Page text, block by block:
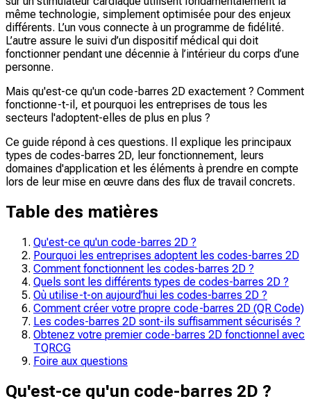
même technologie, simplement optimisée pour des enjeux
différents. L’un vous connecte à un programme de fidélité.
L’autre assure le suivi d’un dispositif médical qui doit
fonctionner pendant une décennie à l’intérieur du corps d’une
personne.
Mais qu'est-ce qu'un code-barres 2D exactement ? Comment
fonctionne-t-il, et pourquoi les entreprises de tous les
secteurs l'adoptent-elles de plus en plus ?
Ce guide répond à ces questions. Il explique les principaux
types de codes-barres 2D, leur fonctionnement, leurs
domaines d'application et les éléments à prendre en compte
lors de leur mise en œuvre dans des flux de travail concrets.
Table des matières
Qu'est-ce qu'un code-barres 2D ?
Pourquoi les entreprises adoptent les codes-barres 2D
Comment fonctionnent les codes-barres 2D ?
Quels sont les différents types de codes-barres 2D ?
Où utilise-t-on aujourd’hui les codes-barres 2D ?
Comment créer votre propre code-barres 2D (QR Code)
Les codes-barres 2D sont-ils suffisamment sécurisés ?
Obtenez votre premier code-barres 2D fonctionnel avec
TQRCG
Foire aux questions
Qu'est-ce qu'un code-barres 2D ?